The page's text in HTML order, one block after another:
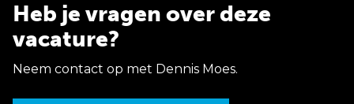
Heb je vragen over deze
vacature?
Neem contact op met Dennis Moes.